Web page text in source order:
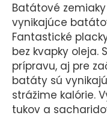
Batátové
vynikajúce
Fantastické
bez kvapky oleja.
prípravu, aj pre
batáty sú
strážime kalórie.
tukov a